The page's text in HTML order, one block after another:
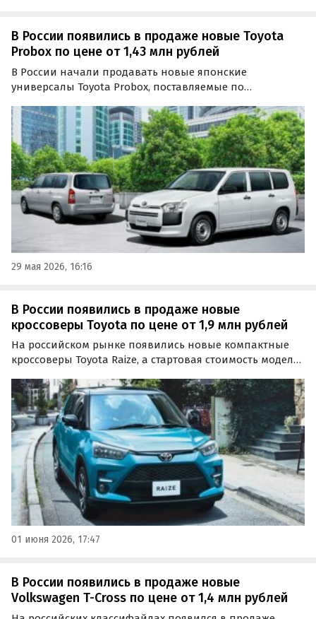
В России появились в продаже новые Toyota
Probox по цене от 1,43 млн рублей
В России начали продавать новые японские
универсалы Toyota Probox, поставляемые по
варианты как из наличия, так и под заказ, а цены на
такие машины на одном из них стартуют от 1 425 000
рублей, сообщают…
29 мая 2026, 16:16
В России появились в продаже новые
кроссоверы Toyota по цене от 1,9 млн рублей
На российском рынке появились новые компактные
кроссоверы Toyota Raize, а стартовая стоимость модели
по классу альтернатив — 1 880 000 рублей. Об этом
сообщил портал «Автоновости дня».
01 июня 2026, 17:47
В России появились в продаже новые
Volkswagen T-Cross по цене от 1,4 млн рублей